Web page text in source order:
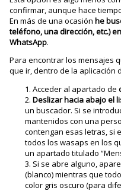
confirmar, aunque hace
En más de una ocasiónhe
teléfono, una dirección, etc.)
WhatsApp.
Para encontrar los mensajes
que ir, dentro de la aplicación
Acceder al apartado de
Deslizar hacia abajo el
un buscador. Si se
mantenidos con una
contengan esas letras, si
todos los wasaps en los
un apartado titulado
Si se abre alguno,
(blanco) mientras que
color gris oscuro (para